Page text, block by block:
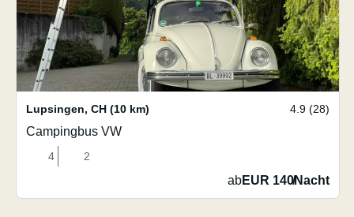
Lupsingen, CH (10 km) 4.9 (28)
Campingbus VW
4 2
abEUR 140/Nacht